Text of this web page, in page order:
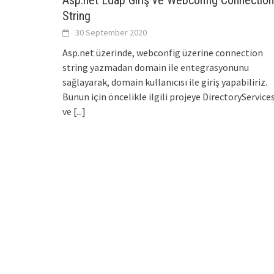
String
30 September 2020
Asp.net üzerinde, webconfig üzerine connection
string yazmadan domain ile entegrasyonunu
sağlayarak, domain kullanıcısı ile giriş yapabiliriz.
Bunun için öncelikle ilgili projeye
ve [...]